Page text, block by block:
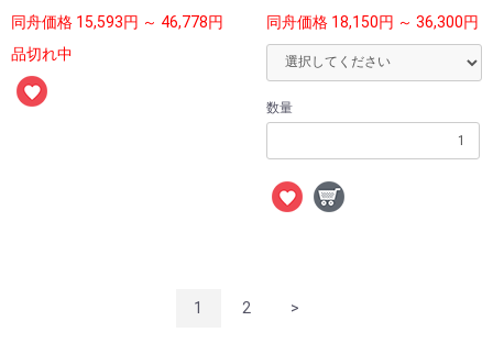
同舟価格 15,593円 ～ 46,778円
品切れ中
同舟価格 18,150円 ～ 36,300円
数量
1 2 >